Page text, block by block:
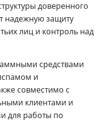
доверенного
надежную защиту
лиц и контроль над
средствами
и
совместимо с
клиентами и
для работы по